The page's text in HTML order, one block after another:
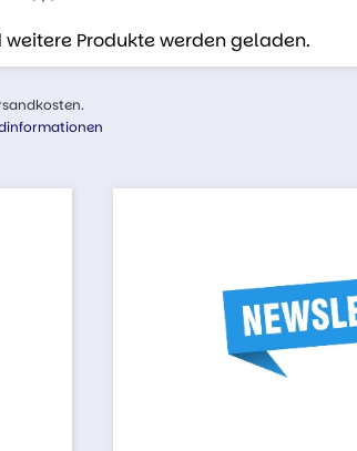
Produkte werden geladen.